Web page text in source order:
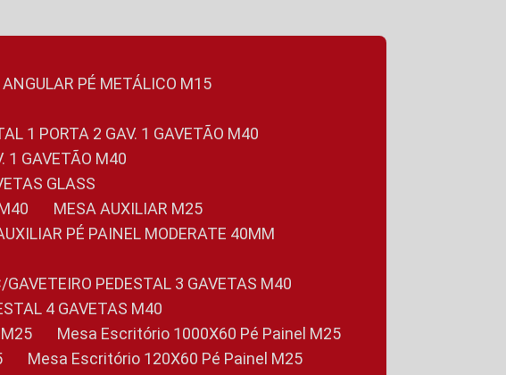
ANGULAR PÉ METÁLICO M15
1 PORTA 2 GAV. 1 GAVETÃO M40
1 GAVETÃO M40
GLASS
MESA AUXILIAR M25
AUXILIAR PÉ PAINEL MODERATE 40MM
GAVETEIRO PEDESTAL 3 GAVETAS M40
4 GAVETAS M40
Mesa Escritório 1000X60 Pé Painel M25
Mesa Escritório 120X60 Pé Painel M25